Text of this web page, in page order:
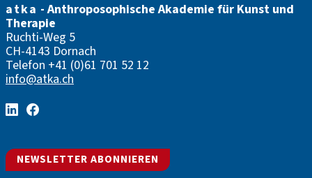
atka - Anthroposophische Akademie für Kunst und
Therapie
Ruchti-Weg 5
CH-4143 Dornach
Telefon +41 (0)61 701 52 12
info@atka.ch
NEWSLETTER ABONNIEREN